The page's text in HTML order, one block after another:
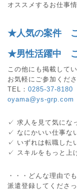
オススメするお仕事
★人気の案件
★男性活躍中
この他にも掲載して
お気軽にご参加くださ
TEL： 0285-37-8180
oyama@ys-grp.com
✓ 求人を見て気にな
✓ なにかいい仕事な
✓ いずれは転職した
✓ スキルをもっと上
・・・どんな理由で
派遣登録してくださ